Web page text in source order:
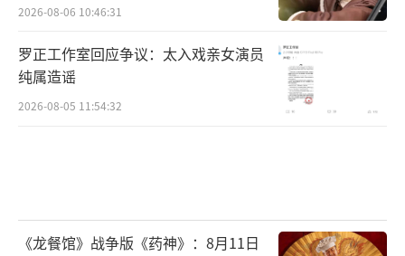
2026-08-06 10:46:31
罗正工作室回应争议：太入戏亲女演员
纯属造谣
2026-08-05 11:54:32
《龙餐馆》战争版《药神》：8月11日